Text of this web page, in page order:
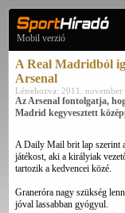
Mobil verzió
A Real Madridból
Arsenal
Létrehozva: 2011. november
Az Arsenal fontolgatja,
Madrid kegyvesztett
A Daily Mail brit lap szerint
játékost, aki a királyiak
tartozik a kedvencei közé.
Graneróra nagy szükség
jóval lassabban gyógyul.